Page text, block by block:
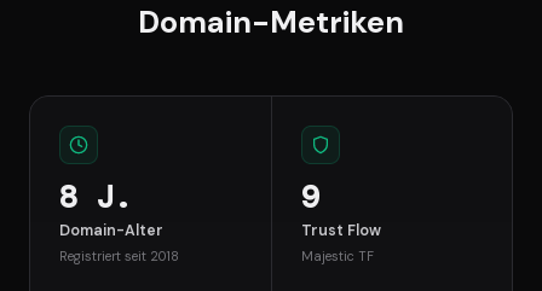
Domain-Metriken
8 J.
Domain-Alter
Registriert seit 2018
9
Trust Flow
Majestic TF